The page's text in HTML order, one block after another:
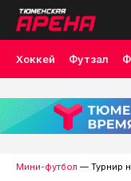
Хоккей Футзал
Лыжные гонки
Скалолазание
Мини-футбол — Турнир